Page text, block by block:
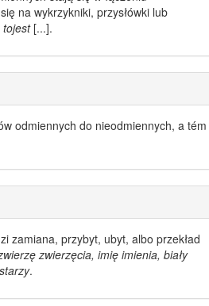
na wykrzykniki, przysłówki lub
tojest[...].
odmiennych do nieodmiennych, a tém
zamiana, przybyt, ubyt, albo przekład
zwierzęcia, imię imienia, biały
.